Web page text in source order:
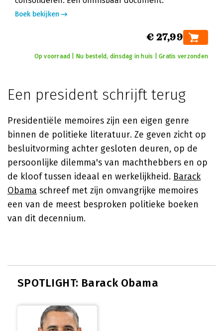
Boek bekijken
€ 27,99
Op voorraad | Nu besteld, dinsdag in huis | Gratis verzonden
Een president schrijft terug
Presidentiële memoires zijn een eigen genre
binnen de politieke literatuur. Ze geven zicht op
besluitvorming achter gesloten deuren, op de
persoonlijke dilemma's van machthebbers en op
de kloof tussen ideaal en werkelijkheid. Barack
Obama schreef met zijn omvangrijke memoires
een van de meest besproken politieke boeken
van dit decennium.
SPOTLIGHT: Barack Obama